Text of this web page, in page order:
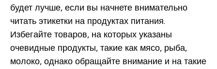
будет лучше, если вы начнете внимательно
читать этикетки на продуктах питания.
Избегайте товаров, на которых указаны
очевидные продукты, такие как мясо, рыба,
молоко, однако обращайте внимание и на такие